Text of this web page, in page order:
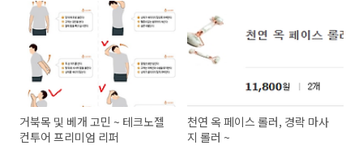
거북목 및 베개 고민 ~ 테크노젤
컨투어 프리미엄 리퍼
천연 옥 페이스 롤러, 경락 마사
지 롤러 ~